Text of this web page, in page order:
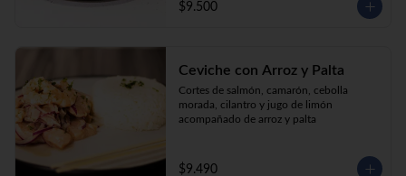
$9.500
Ceviche con Arroz y Palta
Cortes de salmón, camarón, cebolla
morada, cilantro y jugo de limón
acompañado de arroz y palta
$9.490